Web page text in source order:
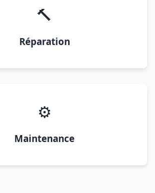
🔨
Réparation
⚙️
Maintenance